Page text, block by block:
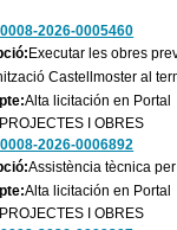
2026-0005460
Executar les obres
Castellmoster al
Alta licitación en Portal
PROJECTES I OBRES
2026-0006892
Assistència tècnica
Alta licitación en Portal
PROJECTES I OBRES